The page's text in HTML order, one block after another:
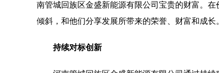
南管城回族区金盛新能源有限公司宝贵的财富。
倾斜，和他们分享发展所带来的荣誉、财富和成长
持续对标创新